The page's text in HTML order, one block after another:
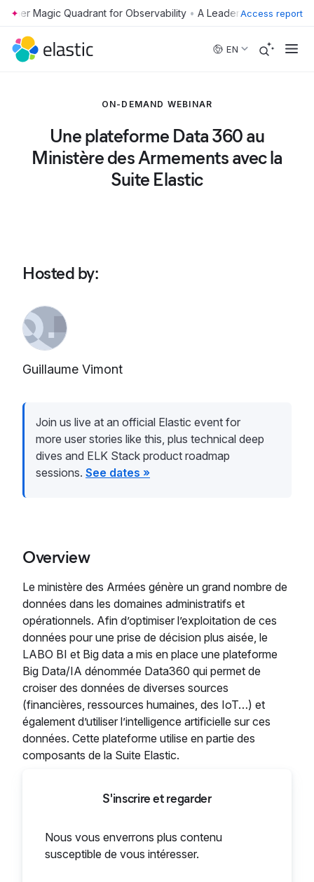
Skip to main content • Access report
EN
ON-DEMAND WEBINAR
Une plateforme Data 360 au
Ministère des Armements avec la
Suite Elastic
Hosted by:
Guillaume Vimont
Join us live at an official Elastic event for
more user stories like this, plus technical deep
dives and ELK Stack product roadmap
sessions. See dates »
Overview
Le ministère des Armées génère un grand nombre de
données dans les domaines administratifs et
opérationnels. Afin d’optimiser l’exploitation de ces
données pour une prise de décision plus aisée, le
LABO BI et Big data a mis en place une plateforme
Big Data/IA dénommée Data360 qui permet de
croiser des données de diverses sources
(financières, ressources humaines, des IoT…) et
également d’utiliser l’intelligence artificielle sur ces
données. Cette plateforme utilise en partie des
composants de la Suite Elastic.
S'inscrire et regarder
Nous vous enverrons plus contenu
susceptible de vous intéresser.